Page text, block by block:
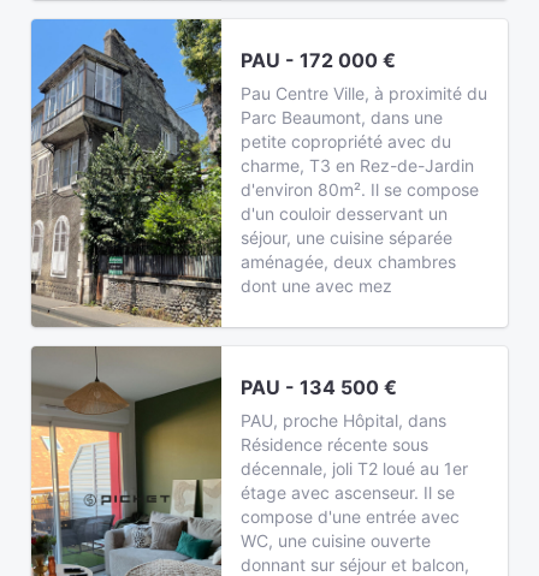
PAU - 172 000 €
Pau Centre Ville, à proximité du
Parc Beaumont, dans une
petite copropriété avec du
charme, T3 en Rez-de-Jardin
d'environ 80m². Il se compose
d'un couloir desservant un
séjour, une cuisine séparée
aménagée, deux chambres
dont une avec mez
PAU - 134 500 €
PAU, proche Hôpital, dans
Résidence récente sous
décennale, joli T2 loué au 1er
étage avec ascenseur. Il se
compose d'une entrée avec
WC, une cuisine ouverte
donnant sur séjour et balcon,